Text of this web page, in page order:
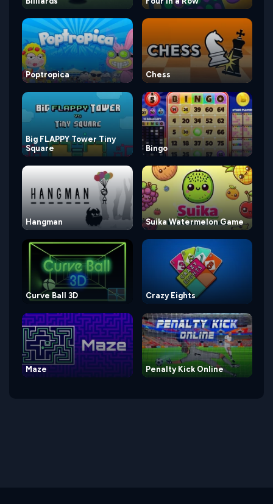
Poptropica Chess
Big FLAPPY Tower Tiny
Square
Bingo
Hangman Suika Watermelon Game
Curve Ball 3D Crazy Eights
Maze Penalty Kick Online